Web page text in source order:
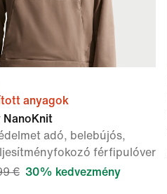
anyagok
NanoKnit
adó, belebújós,
férfipulóver
€ 30% kedvezmény